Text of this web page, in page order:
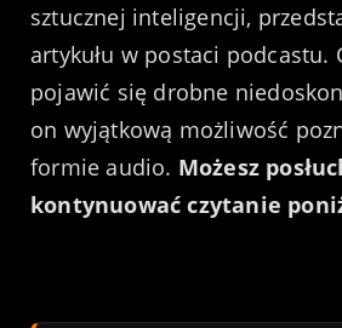
sztucznej inteligencji,
artykułu w postaci podcastu.
pojawić się drobne
on wyjątkową możliwość
formie audio. Możesz
kontynuować czytanie